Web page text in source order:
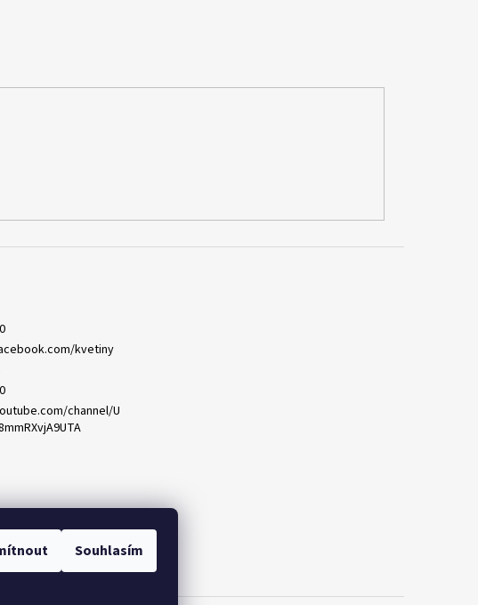
Souhlasím
kvetiny
channel/U